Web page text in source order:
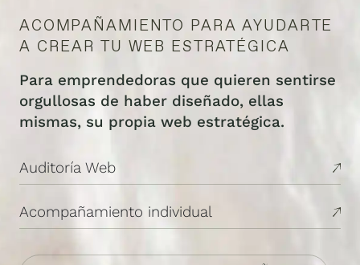
ACOMPAÑAMIENTO PARA AYUDARTE
A CREAR TU WEB ESTRATÉGICA
Para emprendedoras que quieren sentirse
orgullosas de haber diseñado, ellas
mismas, su propia web estratégica.
Auditoría Web
Acompañamiento individual